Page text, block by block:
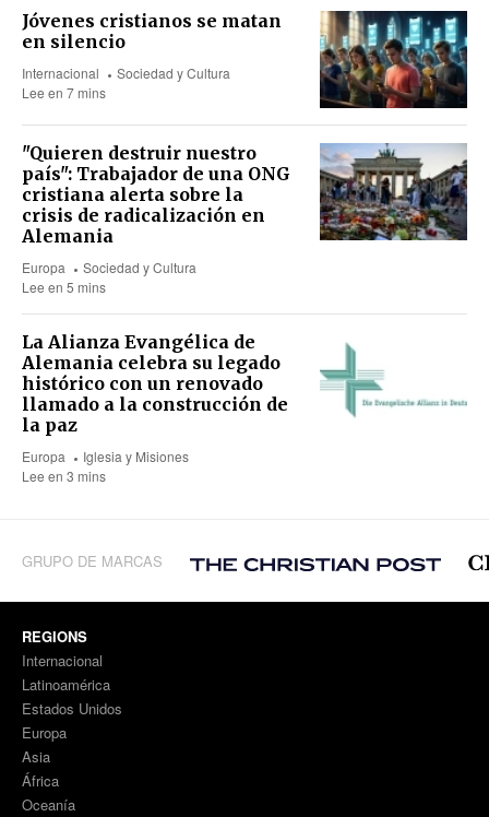
Jóvenes cristianos se matan
en silencio
Internacional
Sociedad y Cultura
Lee en 7 mins
"Quieren destruir nuestro
país": Trabajador de una ONG
cristiana alerta sobre la
crisis de radicalización en
Alemania
Europa
Sociedad y Cultura
Lee en 5 mins
La Alianza Evangélica de
Alemania celebra su legado
histórico con un renovado
llamado a la construcción de
la paz
Europa
Iglesia y Misiones
Lee en 3 mins
GRUPO DE MARCAS
REGIONS
Internacional
Latinoamérica
Estados Unidos
Europa
Asia
África
Oceanía